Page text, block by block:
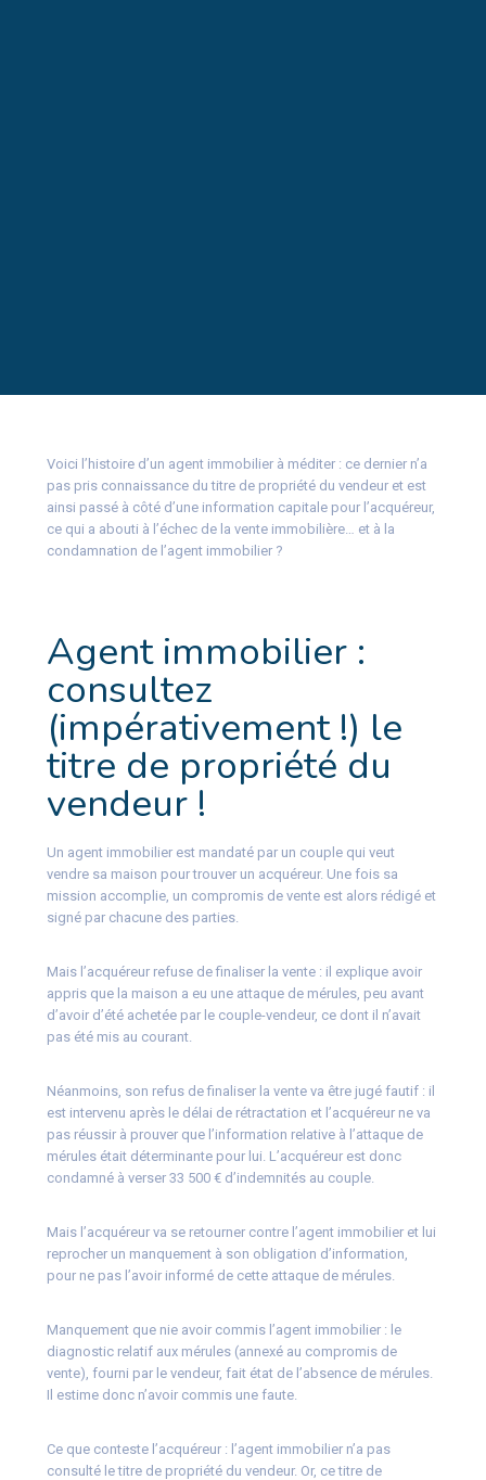
Voici l’histoire d’un agent immobilier à méditer : ce dernier n’a
pas pris connaissance du titre de propriété du vendeur et est
ainsi passé à côté d’une information capitale pour l’acquéreur,
ce qui a abouti à l’échec de la vente immobilière… et à la
condamnation de l’agent immobilier ?
Agent immobilier :
consultez
(impérativement !) le
titre de propriété du
vendeur !
Un agent immobilier est mandaté par un couple qui veut
vendre sa maison pour trouver un acquéreur. Une fois sa
mission accomplie, un compromis de vente est alors rédigé et
signé par chacune des parties.
Mais l’acquéreur refuse de finaliser la vente : il explique avoir
appris que la maison a eu une attaque de mérules, peu avant
d’avoir d’été achetée par le couple-vendeur, ce dont il n’avait
pas été mis au courant.
Néanmoins, son refus de finaliser la vente va être jugé fautif : il
est intervenu après le délai de rétractation et l’acquéreur ne va
pas réussir à prouver que l’information relative à l’attaque de
mérules était déterminante pour lui. L’acquéreur est donc
condamné à verser 33 500 € d’indemnités au couple.
Mais l’acquéreur va se retourner contre l’agent immobilier et lui
reprocher un manquement à son obligation d’information,
pour ne pas l’avoir informé de cette attaque de mérules.
Manquement que nie avoir commis l’agent immobilier : le
diagnostic relatif aux mérules (annexé au compromis de
vente), fourni par le vendeur, fait état de l’absence de mérules.
Il estime donc n’avoir commis une faute.
Ce que conteste l’acquéreur : l’agent immobilier n’a pas
consulté le titre de propriété du vendeur. Or, ce titre de